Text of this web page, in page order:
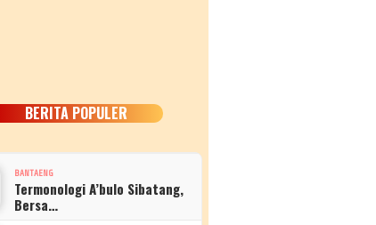
BERITA POPULER
BANTAENG
Termonologi A’bulo Sibatang,
Bersa…